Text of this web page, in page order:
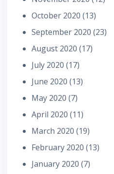
October 2020 (13)
September 2020 (23)
August 2020 (17)
July 2020 (17)
June 2020 (13)
May 2020 (7)
April 2020 (11)
March 2020 (19)
February 2020 (13)
January 2020 (7)